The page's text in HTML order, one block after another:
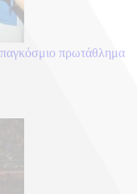
πρωτάθλημα